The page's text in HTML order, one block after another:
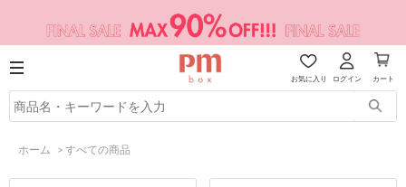
お気に入り ログイン カート
ホーム > すべての商品